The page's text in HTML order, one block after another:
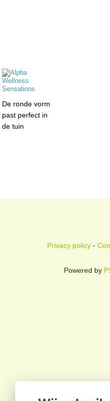
De ronde vorm
past perfect in
de tuin
Privacy policy-
Powered by